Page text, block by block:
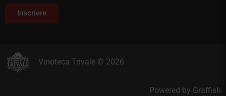
Inscriere
Vinoteca Trivale © 2026
Powered by Graffish